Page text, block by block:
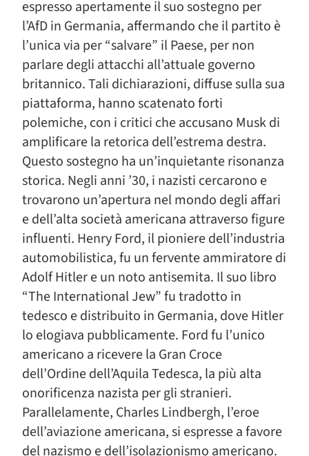
espresso apertamente il suo sostegno per
l’AfD in Germania, affermando che il partito è
l’unica via per “salvare” il Paese, per non
parlare degli attacchi all’attuale governo
britannico. Tali dichiarazioni, diffuse sulla sua
piattaforma, hanno scatenato forti
polemiche, con i critici che accusano Musk di
amplificare la retorica dell’estrema destra.
Questo sostegno ha un’inquietante risonanza
storica. Negli anni ’30, i nazisti cercarono e
trovarono un’apertura nel mondo degli affari
e dell’alta società americana attraverso figure
influenti. Henry Ford, il pioniere dell’industria
automobilistica, fu un fervente ammiratore di
Adolf Hitler e un noto antisemita. Il suo libro
“The International Jew” fu tradotto in
tedesco e distribuito in Germania, dove Hitler
lo elogiava pubblicamente. Ford fu l’unico
americano a ricevere la Gran Croce
dell’Ordine dell’Aquila Tedesca, la più alta
onorificenza nazista per gli stranieri.
Parallelamente, Charles Lindbergh, l’eroe
dell’aviazione americana, si espresse a favore
del nazismo e dell’isolazionismo americano.